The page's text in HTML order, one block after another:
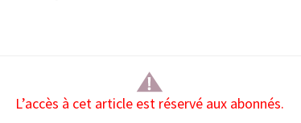
L’accès à cet article est réservé aux abonnés.